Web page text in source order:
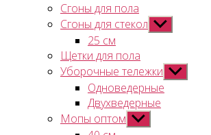
Сгоны для пола
Сгоны для стекол Показывать
подменю
25 см
Щетки для пола
Уборочные тележки Показывать
подменю
Одноведерные
Двухведерные
Мопы оптом Показывать
подменю